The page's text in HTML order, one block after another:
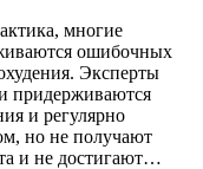
многие
ошибочных
Эксперты
придерживаются
и регулярно
но не получают
и не достигают…